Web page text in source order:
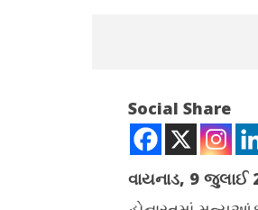
Social Share
વાયનાડ, 9 જુલાઈ